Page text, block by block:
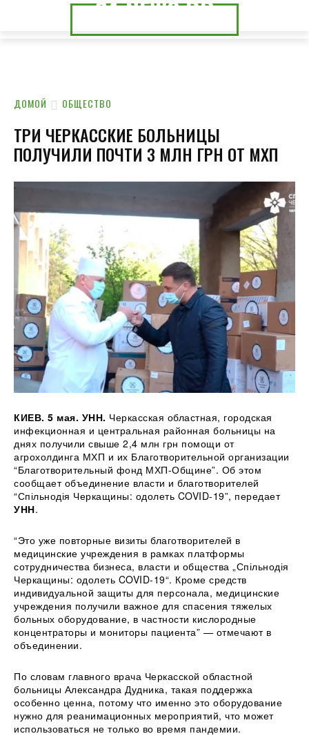
24.NEWS.CK
24.NEWS.DP
ДОМОЙ ОБЩЕСТВО
ТРИ ЧЕРКАССКИЕ БОЛЬНИЦЫ
ПОЛУЧИЛИ ПОЧТИ 3 МЛН ГРН ОТ МХП
КИЕВ. 5 мая. УНН. Черкасская областная, городская
инфекционная и центральная районная больницы на
днях получили свыше 2,4 млн грн помощи от
агрохолдинга МХП и их Благотворительной организации
“Благотворительный фонд МХП-Общине”. Об этом
сообщает объединение власти и благотворителей
“Спільнодія Черкащины: одолеть COVID-19”, передает
УНН.
“Это уже повторные визиты благотворителей в
медицинские учреждения в рамках платформы
сотрудничества бизнеса, власти и общества „Спільнодія
Черкащины: одолеть COVID-19“. Кроме средств
индивидуальной защиты для персонала, медицинские
учреждения получили важное для спасения тяжелых
больных оборудование, в частности кислородные
концентраторы и мониторы пациента” — отмечают в
объединении.
По словам главного врача Черкасской областной
больницы Александра Дудника, такая поддержка
особенно ценна, потому что именно это оборудование
нужно для реанимационных мероприятий, что может
использоваться не только во время пандемии.